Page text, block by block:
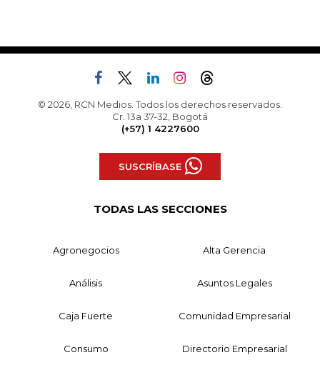
© 2026, RCN Medios. Todos los derechos reservados.
Cr. 13a 37-32, Bogotá
(+57) 1 4227600
SUSCRÍBASE
TODAS LAS SECCIONES
Agronegocios Alta Gerencia
Análisis Asuntos Legales
Caja Fuerte Comunidad Empresarial
Consumo Directorio Empresarial